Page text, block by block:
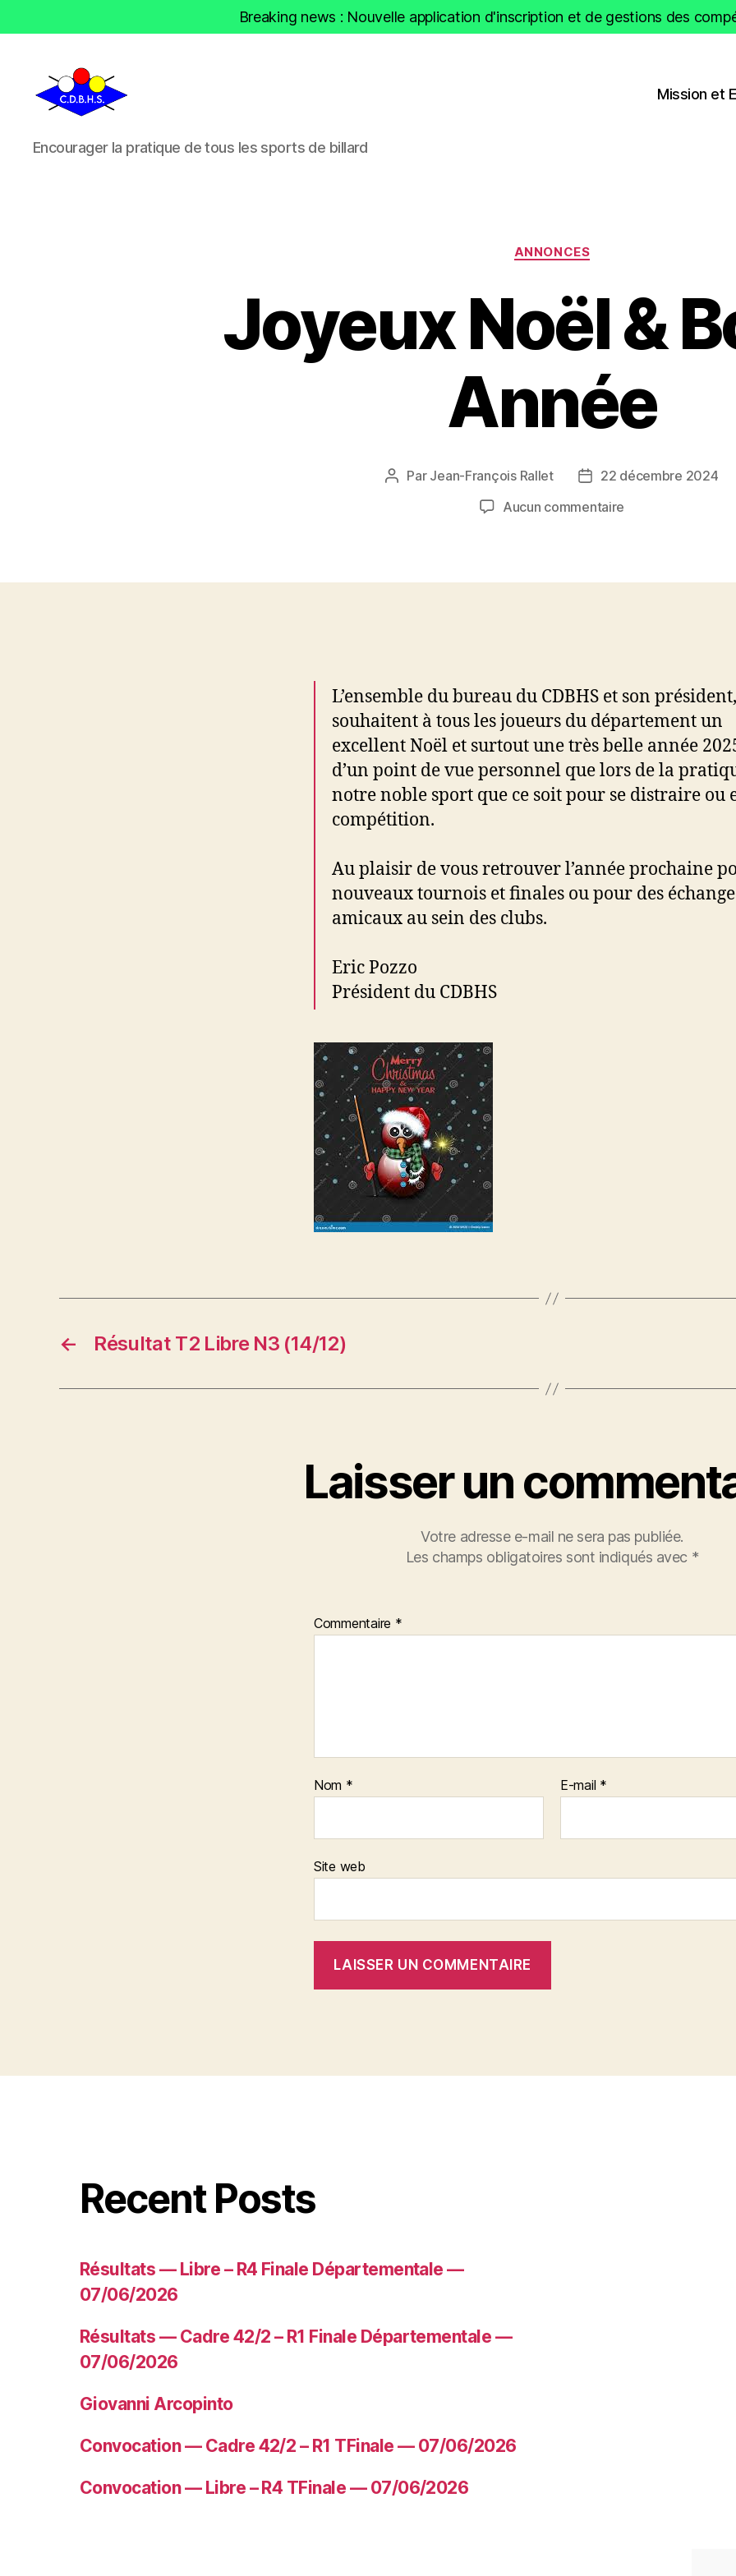
Breaking news : Nouvelle application d'inscription et de gestions des
CDBHS
Encourager la pratique de tous les sports de billard
Mission et
Catégories
ANNONCES
Joyeux Noël &
Année
Auteur
Par Jean-François Rallet
Date
l’article
22 décembre 2024
Aucun commentaire
Bonne
L’ensemble du bureau du CDBHS et son président,
souhaitent à tous les joueurs du département un
excellent Noël et surtout une très belle année
d’un point de vue personnel que lors de la
notre noble sport que ce soit pour se distraire ou
compétition.
Au plaisir de vous retrouver l’année prochaine
nouveaux tournois et finales ou pour des
amicaux au sein des clubs.
Eric Pozzo
Président du CDBHS
← Résultat T2 Libre N3 (14/12)
Laisser un
Votre adresse e-mail ne sera pas publiée.
Les champs obligatoires sont indiqués avec *
Commentaire *
Nom * E-mail *
Site web
Recent Posts
Résultats — Libre – R4 Finale Départementale —
07/06/2026
Résultats — Cadre 42/2 – R1 Finale Départementale —
07/06/2026
Giovanni Arcopinto
Convocation — Cadre 42/2 – R1 TFinale — 07/06/2026
Convocation — Libre – R4 TFinale — 07/06/2026